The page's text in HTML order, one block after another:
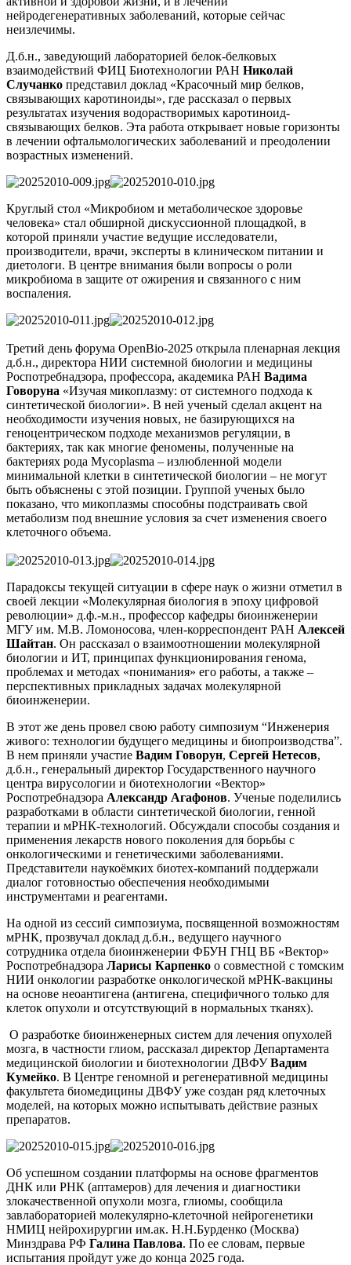
нейродегенеративных заболеваний, которые сейчас
неизлечимы.
Д.б.н., заведующий лабораторией белок-белковых
взаимодействий ФИЦ Биотехнологии РАН Николай
Случанко представил доклад «Красочный мир белков,
связывающих каротиноиды», где рассказал о первых
результатах изучения водорастворимых каротиноид-
связывающих белков. Эта работа открывает новые горизонты
в лечении офтальмологических заболеваний и преодолении
возрастных изменений.
Круглый стол «Микробиом и метаболическое здоровье
человека» стал обширной дискуссионной площадкой, в
которой приняли участие ведущие исследователи,
производители, врачи, эксперты в клиническом питании и
диетологи. В центре внимания были вопросы о роли
микробиома в защите от ожирения и связанного с ним
воспаления.
Третий день форума OpenBio-2025 открыла пленарная лекция
д.б.н., директора НИИ системной биологии и медицины
Роспотребнадзора, профессора, академика РАН Вадима
Говоруна «Изучая микоплазму: от системного подхода к
синтетической биологии». В ней ученый сделал акцент на
необходимости изучения новых, не базирующихся на
геноцентрическом подходе механизмов регуляции, в
бактериях, так как многие феномены, полученные на
бактериях рода Mycoplasma – излюбленной модели
минимальной клетки в синтетической биологии – не могут
быть объяснены с этой позиции. Группой ученых было
показано, что микоплазмы способны подстраивать свой
метаболизм под внешние условия за счет изменения своего
клеточного объема.
Парадоксы текущей ситуации в сфере наук о жизни отметил в
своей лекции «Молекулярная биология в эпоху цифровой
революции» д.ф.-м.н., профессор кафедры биоинженерии
МГУ им. М.В. Ломоносова, член-корреспондент РАН Алексей
Шайтан. Он рассказал о взаимоотношении молекулярной
биологии и ИТ, принципах функционирования генома,
проблемах и методах «понимания» его работы, а также –
перспективных прикладных задачах молекулярной
биоинженерии.
В этот же день провел свою работу симпозиум “Инженерия
живого: технологии будущего медицины и биопроизводства”.
В нем приняли участие Вадим Говорун, Сергей Нетесов,
д.б.н., генеральный директор Государственного научного
центра вирусологии и биотехнологии «Вектор»
Роспотребнадзора Александр Агафонов. Ученые поделились
разработками в области синтетической биологии, генной
терапии и мРНК-технологий. Обсуждали способы создания и
применения лекарств нового поколения для борьбы с
онкологическими и генетическими заболеваниями.
Представители наукоёмких биотех-компаний поддержали
диалог готовностью обеспечения необходимыми
инструментами и реагентами.
На одной из сессий симпозиума, посвященной возможностям
мРНК, прозвучал доклад д.б.н., ведущего научного
сотрудника отдела биоинженерии ФБУН ГНЦ ВБ «Вектор»
Роспотребнадзора Ларисы Карпенко о совместной с томским
НИИ онкологии разработке онкологической мРНК-вакцины
на основе неоантигена (антигена, специфичного только для
клеток опухоли и отсутствующий в нормальных тканях).
О разработке биоинженерных систем для лечения опухолей
мозга, в частности глиом, рассказал директор Департамента
медицинской биологии и биотехнологии ДВФУВадим
Кумейко. В Центре геномной и регенеративной медицины
факультета биомедицины ДВФУ уже создан ряд клеточных
моделей, на которых можно испытывать действие разных
препаратов.
Об успешном создании платформы на основе фрагментов
ДНК или РНК (аптамеров) для лечения и диагностики
злокачественной опухоли мозга, глиомы, сообщила
завлабораторией молекулярно-клеточной нейрогенетики
НМИЦ нейрохирургии им.ак. Н.Н.Бурденко (Москва)
Минздрава РФ Галина Павлова. По ее словам, первые
испытания пройдут уже до конца 2025 года.